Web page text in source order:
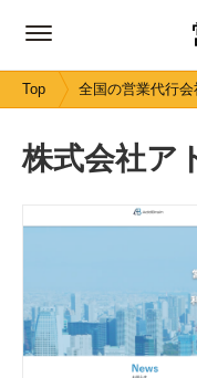
Top 全国の営業代行会
株式会社ア